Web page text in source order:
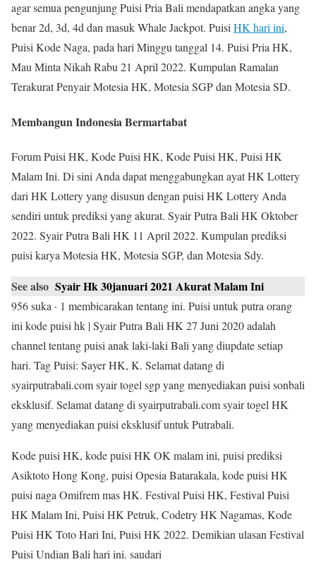
agar semua pengunjung Puisi Pria Bali mendapatkan angka yang
benar 2d, 3d, 4d dan masuk Whale Jackpot. PuisiHK hari ini,
Puisi Kode Naga, pada hari Minggu tanggal 14. Puisi Pria HK,
Mau Minta Nikah Rabu 21 April 2022. Kumpulan Ramalan
Terakurat Penyair Motesia HK, Motesia SGP dan Motesia SD.
Membangun Indonesia Bermartabat
Forum Puisi HK, Kode Puisi HK, Kode Puisi HK, Puisi HK
Malam Ini. Di sini Anda dapat menggabungkan ayat HK Lottery
dari HK Lottery yang disusun dengan puisi HK Lottery Anda
sendiri untuk prediksi yang akurat. Syair Putra Bali HK Oktober
2022. Syair Putra Bali HK 11 April 2022. Kumpulan prediksi
puisi karya Motesia HK, Motesia SGP, dan Motesia Sdy.
See also Syair Hk 30januari 2021 Akurat Malam Ini
956 suka · 1 membicarakan tentang ini. Puisi untuk putra orang
ini kode puisi hk | Syair Putra Bali HK 27 Juni 2020 adalah
channel tentang puisi anak laki-laki Bali yang diupdate setiap
hari. Tag Puisi: Sayer HK, K. Selamat datang di
syairputrabali.com syair togel sgp yang menyediakan puisi sonbali
eksklusif. Selamat datang di syairputrabali.com syair togel HK
yang menyediakan puisi eksklusif untuk Putrabali.
Kode puisi HK, kode puisi HK OK malam ini, puisi prediksi
Asiktoto Hong Kong, puisi Opesia Batarakala, kode puisi HK
puisi naga Omifrem mas HK. Festival Puisi HK, Festival Puisi
HK Malam Ini, Puisi HK Petruk, Codetry HK Nagamas, Kode
Puisi HK Toto Hari Ini, Puisi HK 2022. Demikian ulasan Festival
Puisi Undian Bali hari ini. saudari